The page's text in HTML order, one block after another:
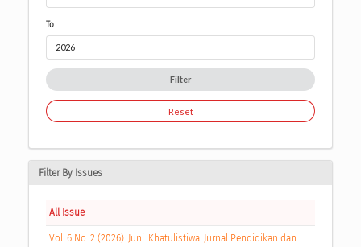
To
Filter
Reset
Filter By Issues
All Issue
Vol. 6 No. 2 (2026): Juni: Khatulistiwa: Jurnal Pendidikan dan